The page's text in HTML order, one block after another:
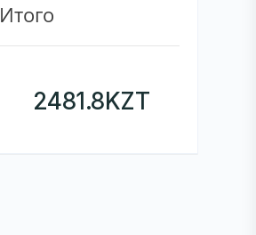
Итого
2481.8KZT